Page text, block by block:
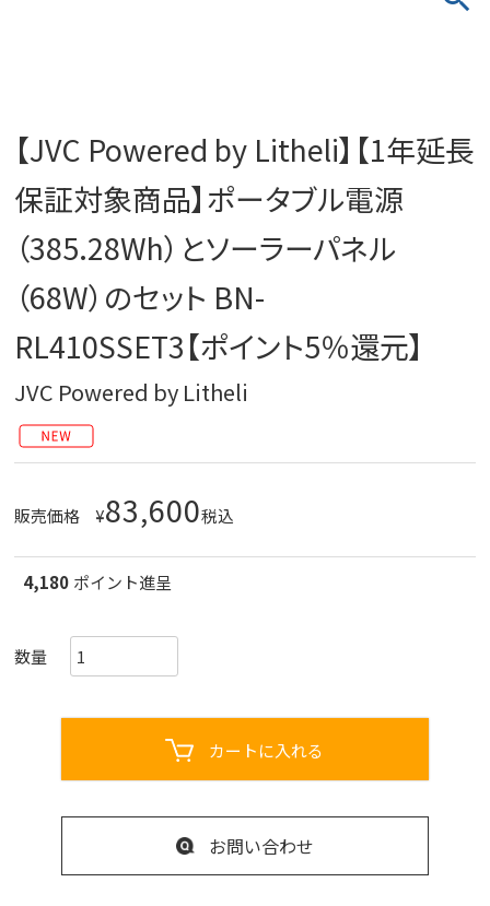
【JVC Powered by Litheli】【1年延長
保証対象商品】ポータブル電源
（385.28Wh）とソーラーパネル
（68W）のセット BN-
RL410SSET3【ポイント5％還元】
JVC Powered by Litheli
販売価格 ¥83,600税込
4,180 ポイント進呈
カートに入れる
お問い合わせ